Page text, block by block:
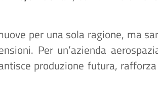
per una sola ragione, ma
Per un’azienda
produzione futura,